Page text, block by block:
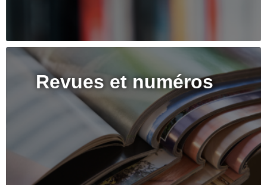
Revues et numéros